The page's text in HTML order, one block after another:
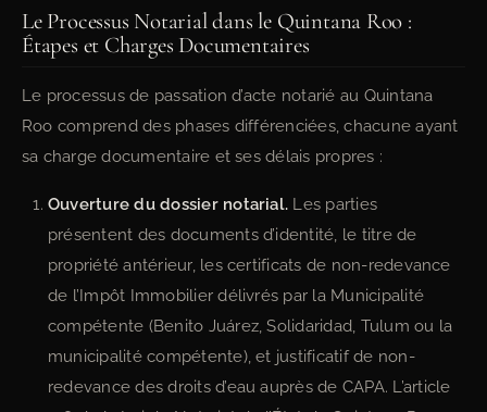
Le Processus Notarial dans le Quintana Roo :
Étapes et Charges Documentaires
Le processus de passation d’acte notarié au Quintana
Roo comprend des phases différenciées, chacune ayant
sa charge documentaire et ses délais propres :
Ouverture du dossier notarial. Les parties
présentent des documents d’identité, le titre de
propriété antérieur, les certificats de non-redevance
de l’Impôt Immobilier délivrés par la Municipalité
compétente (Benito Juárez, Solidaridad, Tulum ou la
municipalité compétente), et justificatif de non-
redevance des droits d’eau auprès de CAPA. L’article